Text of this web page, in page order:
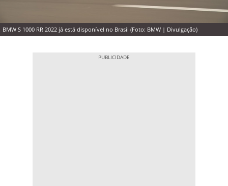
BMW S 1000 RR 2022 já está disponível no Brasil (Foto: BMW | Divulgação)